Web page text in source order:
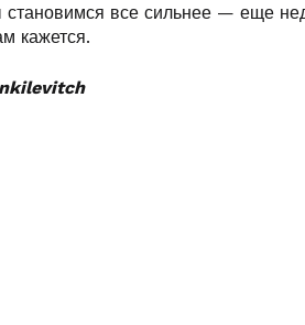
все сильнее — еще
кажется.